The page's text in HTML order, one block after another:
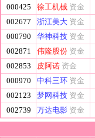
000425 徐工机械 资金
002677
浙江美大 资金
000790
华神科技 资金
002871
伟隆股份 资金
002853
皮阿诺 资金
000970
中科三环 资金
002123
梦网科技 资金
002739
万达电影 资金